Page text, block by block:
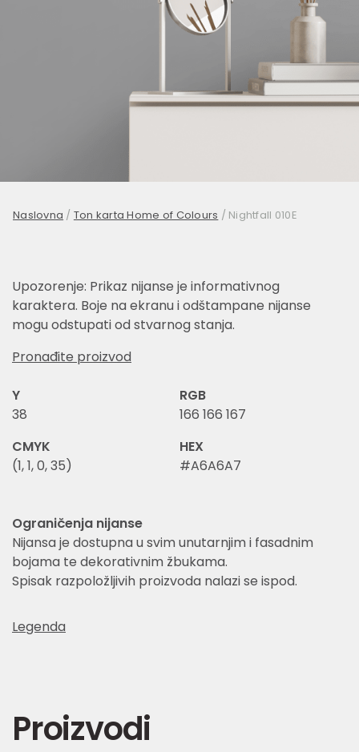
Naslovna / Ton karta Home of Colours / Nightfall 010E
Upozorenje: Prikaz nijanse je informativnog
karaktera. Boje na ekranu i odštampane nijanse
mogu odstupati od stvarnog stanja.
Pronađite proizvod
Y
38
RGB
166 166 167
CMYK
(1, 1, 0, 35)
HEX
#A6A6A7
Ograničenja nijanse
Nijansa je dostupna u svim unutarnjim i fasadnim
bojama te dekorativnim žbukama.
Spisak razpoložljivih proizvoda nalazi se ispod.
Legenda
Proizvodi